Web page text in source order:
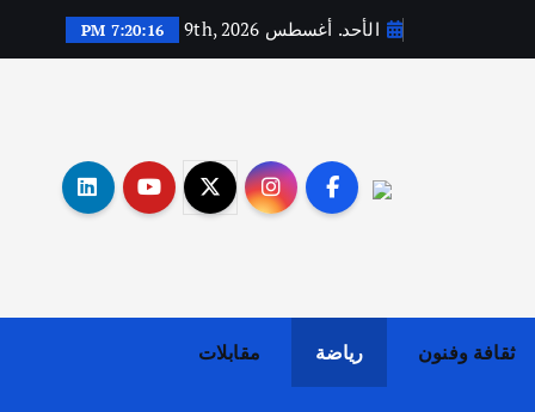
الأحد. أغسطس 9th, 2026 7:20:17 PM
ثقافة وفنون رياضة مقابلات